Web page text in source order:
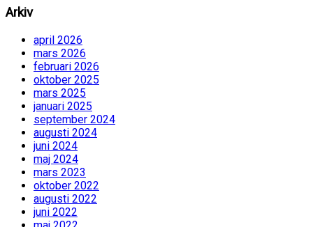
Arkiv
april 2026
mars 2026
februari 2026
oktober 2025
mars 2025
januari 2025
september 2024
augusti 2024
juni 2024
maj 2024
mars 2023
oktober 2022
augusti 2022
juni 2022